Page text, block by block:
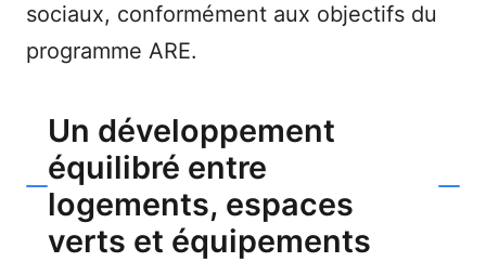
sociaux, conformément aux objectifs du
programme ARE.
Un développement
équilibré entre
logements, espaces
verts et équipements